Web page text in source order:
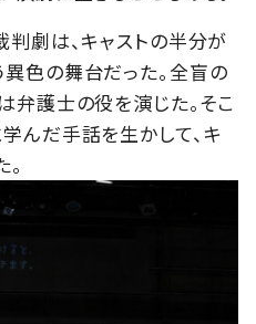
劇は、キャストの半分が
色の舞台だった。全盲の
弁護士の役を演じた。そこ
んだ手話を生かして、キ